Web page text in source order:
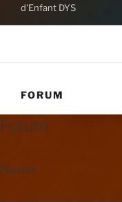
d'Enfant DYS
FORUM
Forum
Faurum